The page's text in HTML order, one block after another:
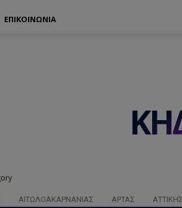
ΕΠΙΚΟΙΝΩΝΊΑ
AΙΤΩΛΟΑΚΑΡΝΑΝΊΑΣ ΆΡΤΑΣ ΑΤΤΙΚΉΣ